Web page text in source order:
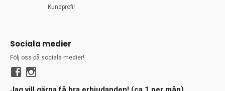
Kundprofil
Sociala medier
Följ oss på sociala medier!